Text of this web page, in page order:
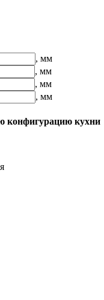
, мм
, мм
, мм
, мм
конфигурацию кухни